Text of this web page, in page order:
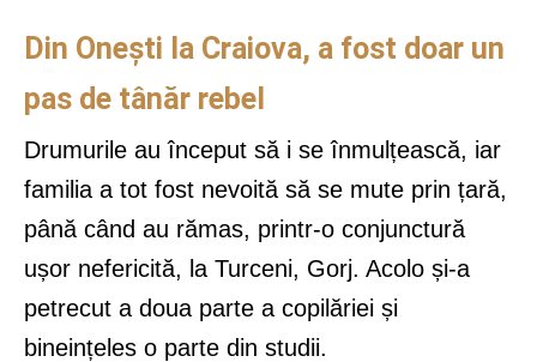
Din Onești la Craiova, a fost doar un
pas de tânăr rebel
Drumurile au început să i se înmulțească, iar
familia a tot fost nevoită să se mute prin țară,
până când au rămas, printr-o conjunctură
ușor nefericită, la Turceni, Gorj. Acolo și-a
petrecut a doua parte a copilăriei și
bineințeles o parte din studii.